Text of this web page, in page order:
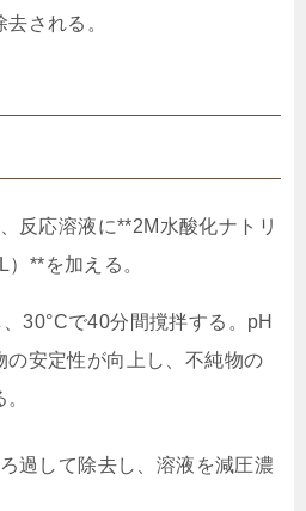
される。
反応溶液に**2M水酸化ナトリ
**を加える。
30°Cで40分間撹拌する。pH
の安定性が向上し、不純物の
過して除去し、溶液を減圧濃